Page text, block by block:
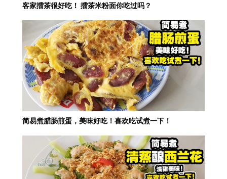
客家擂茶很好吃！ 擂茶米粉面你吃过吗？
简易煮腊肠煎蛋，美味好吃！喜欢吃试煮一下！